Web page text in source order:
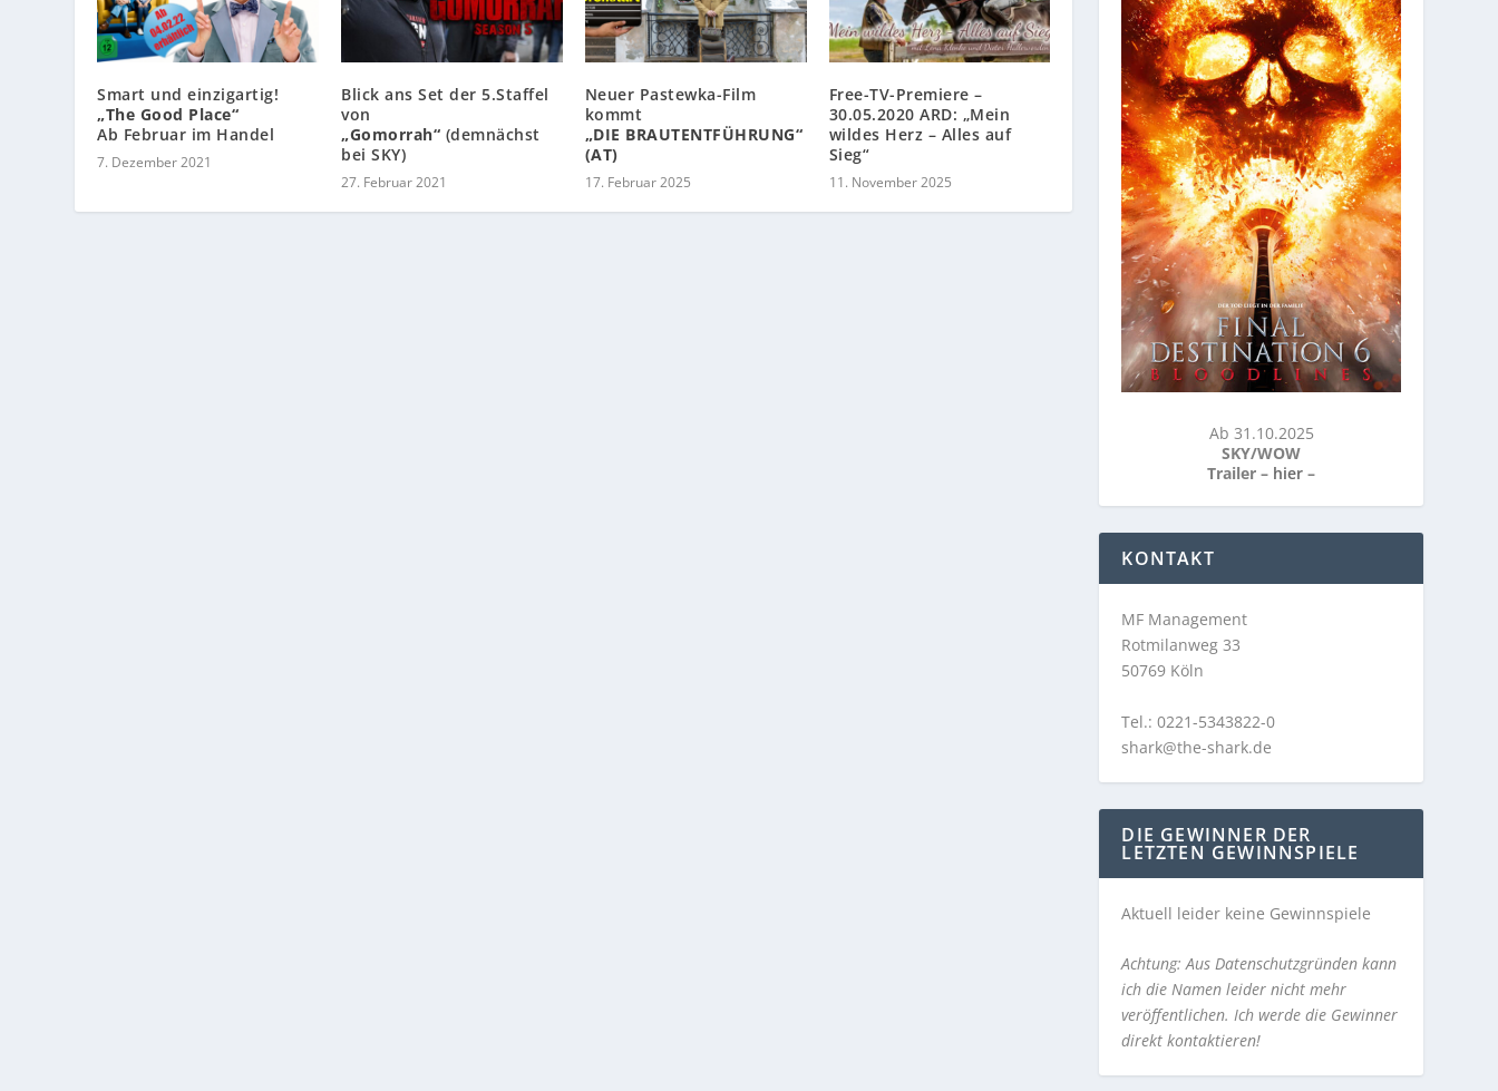
Smart und einzigartig!
„The Good Place“
Ab Februar im Handel
7. Dezember 2021
Blick ans Set der 5.Staffel
von
„Gomorrah“ (demnächst
bei SKY)
27. Februar 2021
Neuer Pastewka-Film
kommt
„DIE BRAUTENTFÜHRUNG“
(AT)
17. Februar 2025
Free-TV-Premiere –
30.05.2020 ARD: „Mein
wildes Herz – Alles auf
Sieg“
11. November 2025
Ab 31.10.2025
SKY/WOW
Trailer – hier–
KONTAKT
MF Management
Rotmilanweg 33
50769 Köln
Tel.: 0221-5343822-0
shark@the-shark.de
DIE GEWINNER DER
LETZTEN GEWINNSPIELE
Aktuell leider keine Gewinnspiele
Achtung: Aus Datenschutzgründen kann
ich die Namen leider nicht mehr
veröffentlichen. Ich werde die Gewinner
direkt kontaktieren!